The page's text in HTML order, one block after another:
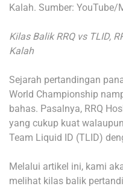
Kalah. Sumber: YouTube/
Kilas Balik RRQ vs TLID,
Kalah
Sejarah pertandingan
World Championship
bahas. Pasalnya, RRQ
yang cukup kuat
Team Liquid ID (TLID)
Melalui artikel ini, kami
melihat kilas balik